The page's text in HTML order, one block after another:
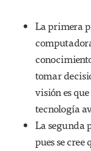
La primera
tomar
visión es
tecnología
La segunda
pues se